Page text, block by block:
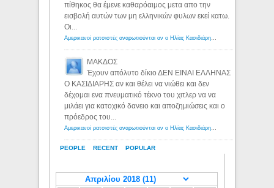
PEOPLE RECENT POPULAR
πίθηκος θα έμενε καθαρόαιμος μετα απο την
εισβολή αυτών των μη ελληνικών φυλων εκεί κατω.
Οι...
Αμερικανοί ρατσιστές αναρωτιούνται αν ο Ηλίας Κασιδιάρης ανήκει στη λευκή φυλή... - Λόγιος Ερμής
ΜΑΚΔΟΣ
Έχουν απόλυτο δίκιο ΔΕΝ ΕΙΝΑΙ ΕΛΛΗΝΑΣ
Ο ΚΑΣΙΔΙΑΡΗΣ αν και θέλει να νιώθει και δεν
δέχομαι ενα πνευματικό τέκνο του χιτλερ να να
μιλάει για κατοχικό δανειο και αποζημιώσεις και ο
πρόεδρος του...
Αμερικανοί ρατσιστές αναρωτιούνται αν ο Ηλίας Κασιδιάρης ανήκει στη λευκή φυλή... - Λόγιος Ερμής